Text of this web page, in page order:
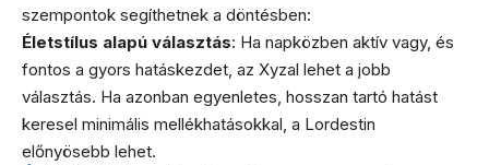
szempontok segíthetnek a döntésben:
Életstílus alapú választás: Ha napközben aktív vagy, és
fontos a gyors hatáskezdet, az Xyzal lehet a jobb
választás. Ha azonban egyenletes, hosszan tartó hatást
keresel minimális mellékhatásokkal, a Lordestin
előnyösebb lehet.